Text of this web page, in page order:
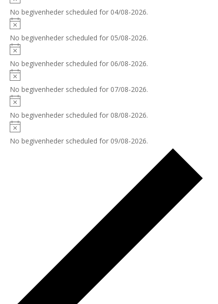
No begivenheder scheduled for 04/08-2026.
No begivenheder scheduled for 05/08-2026.
No begivenheder scheduled for 06/08-2026.
No begivenheder scheduled for 07/08-2026.
No begivenheder scheduled for 08/08-2026.
No begivenheder scheduled for 09/08-2026.